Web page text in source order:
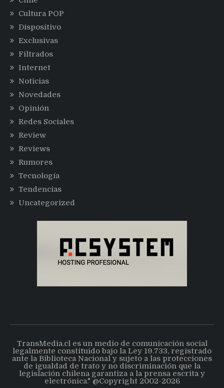
Cultura POP
Dispositivo
Exclusivas
Filtrados
Internet
Noticias
Novedades
Opinión
Redes Sociales
Review
Reviews
Rumores
Tecnología
Tendencias
Uncategorized
TransMedia.cl es un medio de comunicación social
legalmente constituido bajo la Ley 19.733, registrado
ante la Biblioteca Nacional y sujeto a las protecciones
de igualdad de trato y no discriminación que la
legislación chilena garantiza a la prensa escrita y
electrónica." @Copyright 2002-2026